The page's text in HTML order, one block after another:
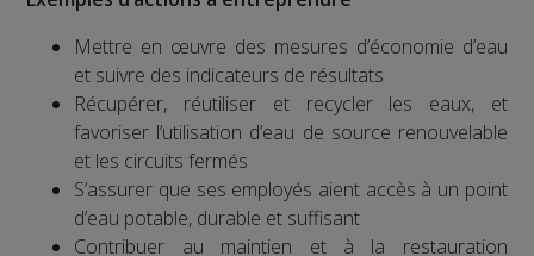
Mettre en œuvre des mesures d’économie d’eau
et suivre des indicateurs de résultats
Récupérer, réutiliser et recycler les eaux, et
favoriser l’utilisation d’eau de source renouvelable
et les circuits fermés
S’assurer que ses employés aient accès à un point
d’eau potable, durable et suffisant
Contribuer au maintien et à la restauration